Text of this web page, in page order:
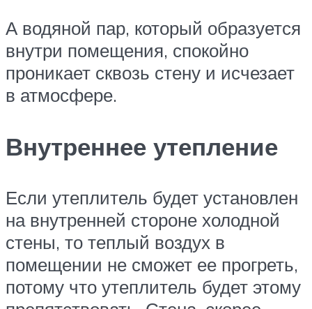
А водяной пар, который образуется
внутри помещения, спокойно
проникает сквозь стену и исчезает
в атмосфере.
Внутреннее утепление
Если утеплитель будет установлен
на внутренней стороне холодной
стены, то теплый воздух в
помещении не сможет ее прогреть,
потому что утеплитель будет этому